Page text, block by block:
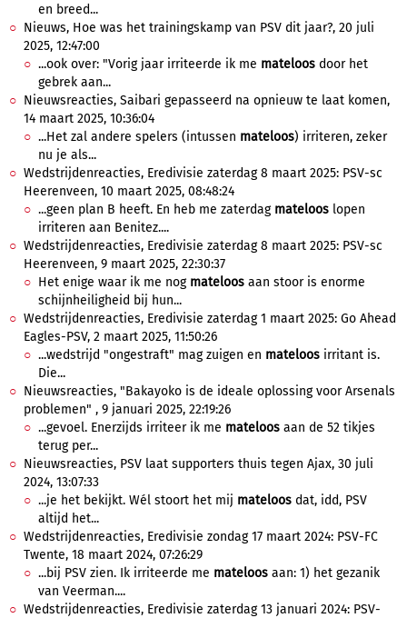
en breed...
Nieuws, Hoe was het trainingskamp van PSV dit jaar?, 20 juli
2025, 12:47:00
...ook over: "Vorig jaar irriteerde ik me mateloos door het
gebrek aan...
Nieuwsreacties, Saibari gepasseerd na opnieuw te laat komen,
14 maart 2025, 10:36:04
...Het zal andere spelers (intussen mateloos) irriteren, zeker
nu je als...
Wedstrijdenreacties, Eredivisie zaterdag 8 maart 2025: PSV-sc
Heerenveen, 10 maart 2025, 08:48:24
...geen plan B heeft. En heb me zaterdag mateloos lopen
irriteren aan Benitez....
Wedstrijdenreacties, Eredivisie zaterdag 8 maart 2025: PSV-sc
Heerenveen, 9 maart 2025, 22:30:37
Het enige waar ik me nog mateloos aan stoor is enorme
schijnheiligheid bij hun...
Wedstrijdenreacties, Eredivisie zaterdag 1 maart 2025: Go Ahead
Eagles-PSV, 2 maart 2025, 11:50:26
...wedstrijd "ongestraft" mag zuigen en mateloos irritant is.
Die...
Nieuwsreacties, "Bakayoko is de ideale oplossing voor Arsenals
problemen" , 9 januari 2025, 22:19:26
...gevoel. Enerzijds irriteer ik me mateloos aan de 52 tikjes
terug per...
Nieuwsreacties, PSV laat supporters thuis tegen Ajax, 30 juli
2024, 13:07:33
...je het bekijkt. Wél stoort het mij mateloos dat, idd, PSV
altijd het...
Wedstrijdenreacties, Eredivisie zondag 17 maart 2024: PSV-FC
Twente, 18 maart 2024, 07:26:29
...bij PSV zien. Ik irriteerde me mateloos aan: 1) het gezanik
van Veerman....
Wedstrijdenreacties, Eredivisie zaterdag 13 januari 2024: PSV-